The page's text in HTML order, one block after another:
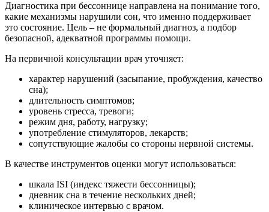
Диагностика при бессоннице направлена на понимание того,
какие механизмы нарушили сон, что именно поддерживает
это состояние. Цель – не формальный диагноз, а подбор
безопасной, адекватной программы помощи.
На первичной консультации врач уточняет:
характер нарушений (засыпание, пробуждения, качество
сна);
длительность симптомов;
уровень стресса, тревоги;
режим дня, работу, нагрузку;
употребление стимуляторов, лекарств;
сопутствующие жалобы со стороны нервной системы.
В качестве инструментов оценки могут использоваться:
шкала ISI (индекс тяжести бессонницы);
дневник сна в течение нескольких дней;
клиническое интервью с врачом.